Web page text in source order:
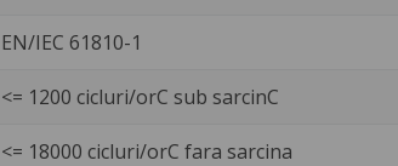
EN/IEC 61810-1
<= 1200 cicluri/orC sub sarcinC
<= 18000 cicluri/orC fara sarcina